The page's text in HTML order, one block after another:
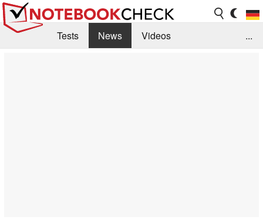
Tests News
Videos
...